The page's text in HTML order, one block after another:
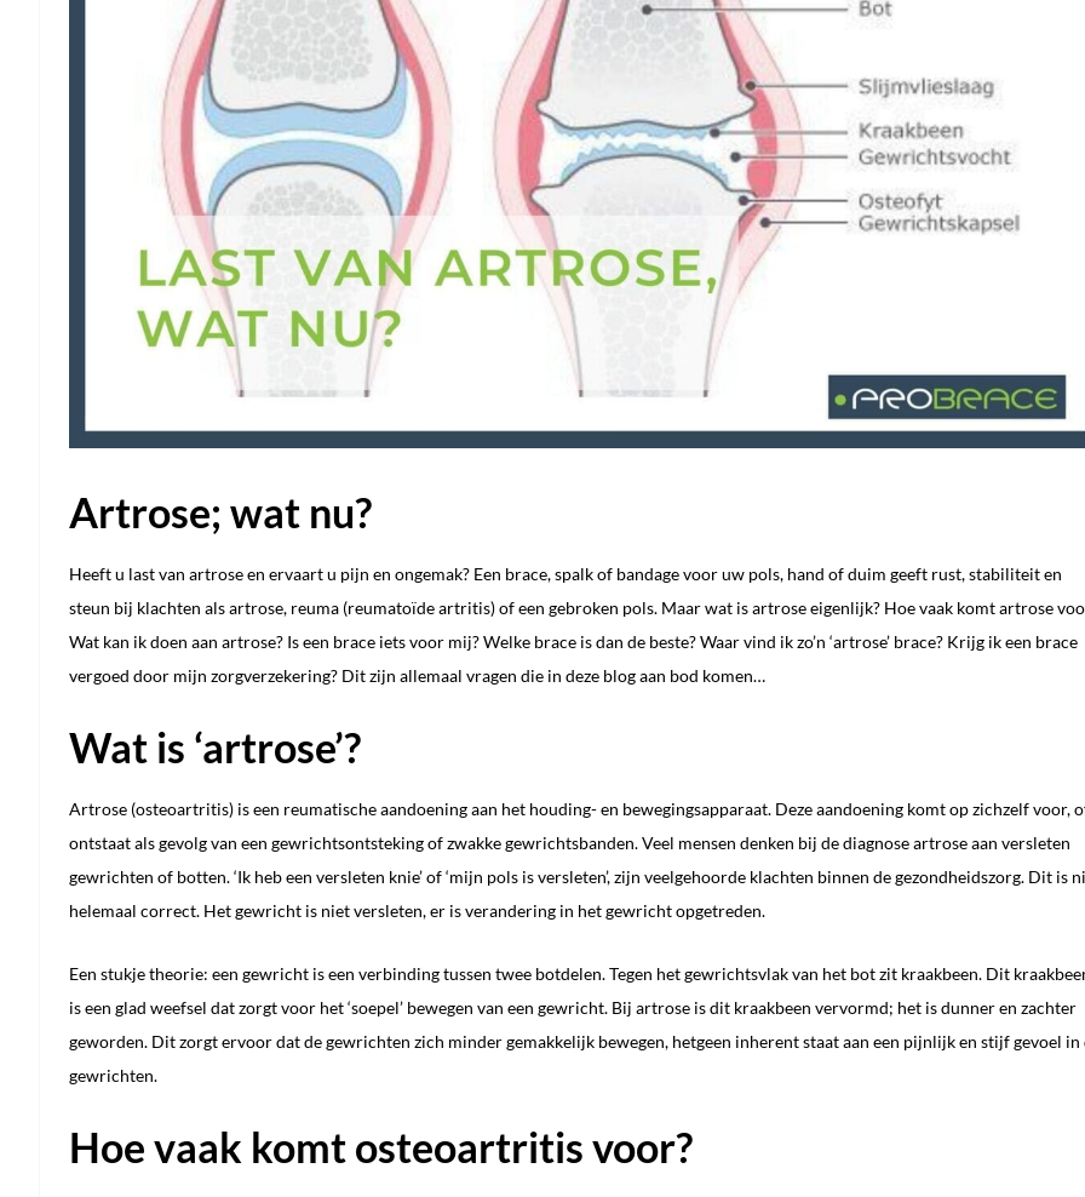
Artrose; wat nu?
Heeft u last van artrose en ervaart u pijn en ongemak? Een brace, spalk of bandage voor uw pols, hand of duim geeft rust, stabiliteit en
steun bij klachten als artrose, reuma (reumatoïde artritis) of een gebroken pols. Maar wat is artrose eigenlijk? Hoe vaak komt artrose
Wat kan ik doen aan artrose? Is een brace iets voor mij? Welke brace is dan de beste? Waar vind ik zo’n ‘artrose’ brace? Krijg ik een brace
vergoed door mijn zorgverzekering? Dit zijn allemaal vragen die in deze blog aan bod komen…
Wat is ‘artrose’?
Artrose (osteoartritis) is een reumatische aandoening aan het houding- en bewegingsapparaat. Deze aandoening komt op zichzelf voor,
ontstaat als gevolg van een gewrichtsontsteking of zwakke gewrichtsbanden. Veel mensen denken bij de diagnose artrose aan versleten
gewrichten of botten. ‘Ik heb een versleten knie’ of ‘mijn pols is versleten’, zijn veelgehoorde klachten binnen de gezondheidszorg. Dit is
helemaal correct. Het gewricht is niet versleten, er is verandering in het gewricht opgetreden.
Een stukje theorie: een gewricht is een verbinding tussen twee botdelen. Tegen het gewrichtsvlak van het bot zit kraakbeen. Dit
is een glad weefsel dat zorgt voor het ‘soepel’ bewegen van een gewricht. Bij artrose is dit kraakbeen vervormd; het is dunner en zachter
geworden. Dit zorgt ervoor dat de gewrichten zich minder gemakkelijk bewegen, hetgeen inherent staat aan een pijnlijk en stijf gevoel in
gewrichten.
Hoe vaak komt osteoartritis voor?